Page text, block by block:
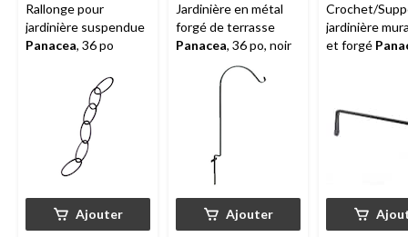
Rallonge pour
jardinière suspendue
Panacea, 36 po
Ajouter
Jardinière en métal
forgé de terrasse
Panacea, 36 po, noir
Ajouter
Crochet/
jardinière
et forgé